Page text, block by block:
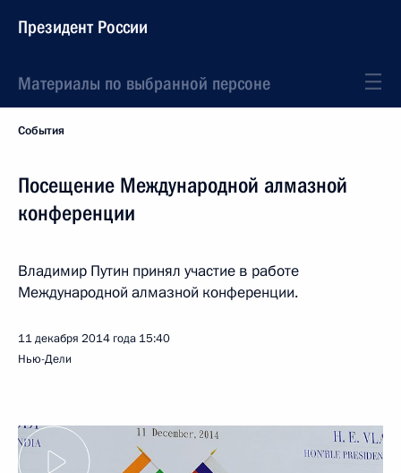
Президент России
Материалы по выбранной персоне
События
Посещение Международной алмазной
конференции
Владимир Путин принял участие в работе
Международной алмазной конференции.
11 декабря 2014 года 15:40
Нью-Дели